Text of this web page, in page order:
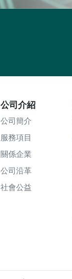
公司介紹
公司簡介
服務項目
關係企業
公司沿革
社會公益